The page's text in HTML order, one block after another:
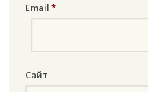
Email *
Сайт